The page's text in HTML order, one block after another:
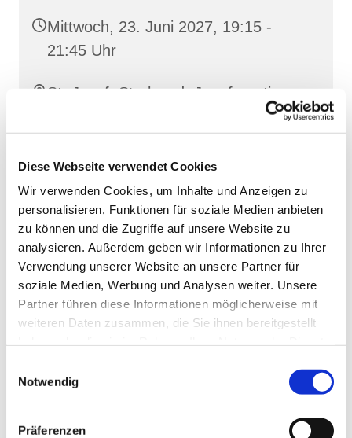
Diese Webseite verwendet Cookies
Wir verwenden Cookies, um Inhalte und Anzeigen zu
personalisieren, Funktionen für soziale Medien anbieten
zu können und die Zugriffe auf unsere Website zu
analysieren. Außerdem geben wir Informationen zu Ihrer
Verwendung unserer Website an unsere Partner für
soziale Medien, Werbung und Analysen weiter. Unsere
Partner führen diese Informationen möglicherweise mit
weiteren Daten zusammen, die Sie ihnen bereitgestellt
Notwendig
Präferenzen
Mittwoch, 23. Juni 2027, 19:15 -
21:45 Uhr
St. Josef, Stralsund, Jungfernstieg